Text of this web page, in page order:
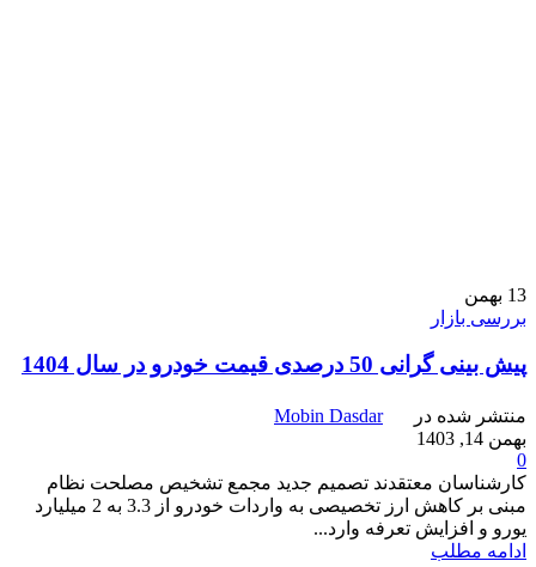
13 بهمن
بررسی بازار
پیش بینی گرانی 50 درصدی قیمت خودرو در سال 1404
منتشر شده در
Mobin Dasdar
بهمن 14, 1403
0
کارشناسان معتقدند تصمیم جدید مجمع تشخیص مصلحت نظام
مبنی بر کاهش ارز تخصیصی به واردات خودرو از 3.3 به 2 میلیارد
یورو و افزایش تعرفه وارد...
ادامه مطلب